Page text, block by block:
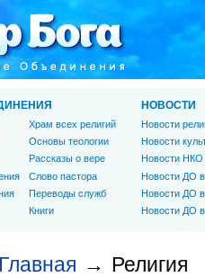
Главная → Религия
Храм всех религий
Основы теологии
Рассказы о вере
Слово пастора
Переводы служб
Книги
НОВОСТИ
Новости
Новости
Новости НКО
Новости ДО
Новости ДО
Новости ДО